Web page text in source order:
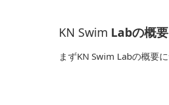
KN Swim Labの概
まずKN Swim Labの概要